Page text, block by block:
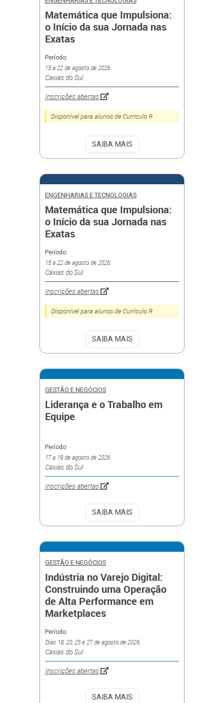
Matemática que Impulsiona:
o Início da sua Jornada nas
Exatas
Período:
15 a 22 de agosto de 2026.
Caxias do Sul
Inscrições abertas
Disponível para alunos de Currículo R
SAIBA MAIS
ENGENHARIAS E TECNOLOGIAS
Matemática que Impulsiona:
o Início da sua Jornada nas
Exatas
Período:
15 a 22 de agosto de 2026.
Caxias do Sul
Inscrições abertas
Disponível para alunos de Currículo R
SAIBA MAIS
GESTÃO E NEGÓCIOS
Liderança e o Trabalho em
Equipe
Período:
17 a 19 de agosto de 2026.
Caxias do Sul
Inscrições abertas
SAIBA MAIS
GESTÃO E NEGÓCIOS
Indústria no Varejo Digital:
Construindo uma Operação
de Alta Performance em
Marketplaces
Período:
Dias 18, 20, 25 e 27 de agosto de 2026.
Caxias do Sul
Inscrições abertas
SAIBA MAIS